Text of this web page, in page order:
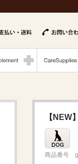
【NEW
商品番号